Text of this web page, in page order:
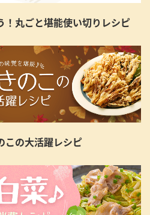
！丸ごと堪能使い切りレシピ
この大活躍レシピ